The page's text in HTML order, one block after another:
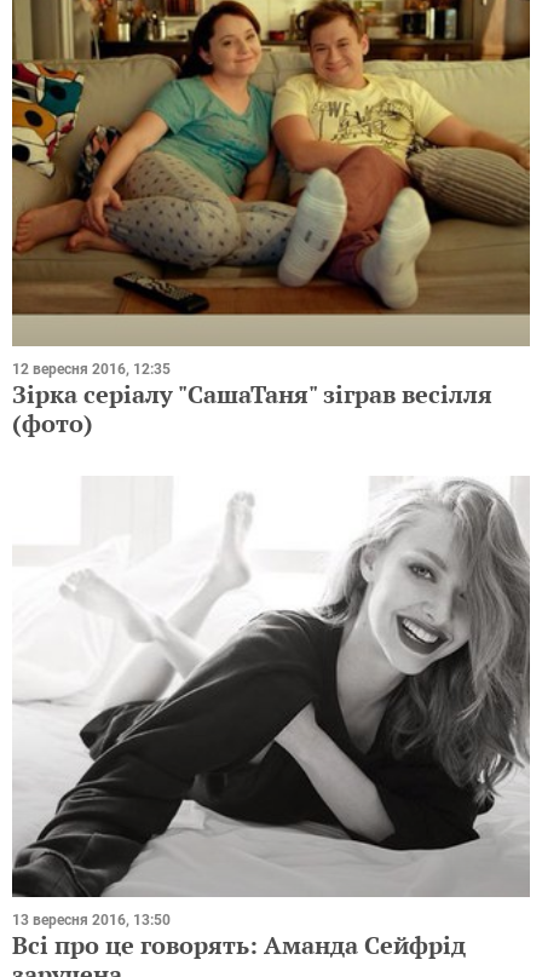
12 вересня 2016, 12:35
Зірка серіалу "СашаТаня" зіграв весілля
(фото)
13 вересня 2016, 13:50
Всі про це говорять: Аманда Сейфрід